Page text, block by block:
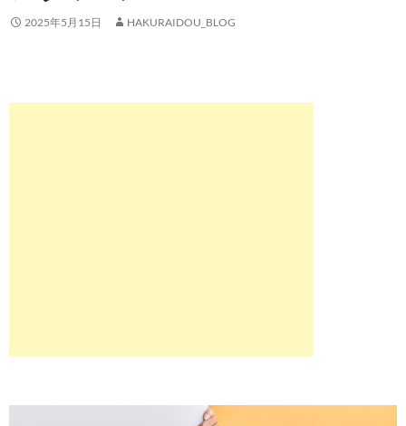
2025年5月15日 HAKURAIDOU_BLOG